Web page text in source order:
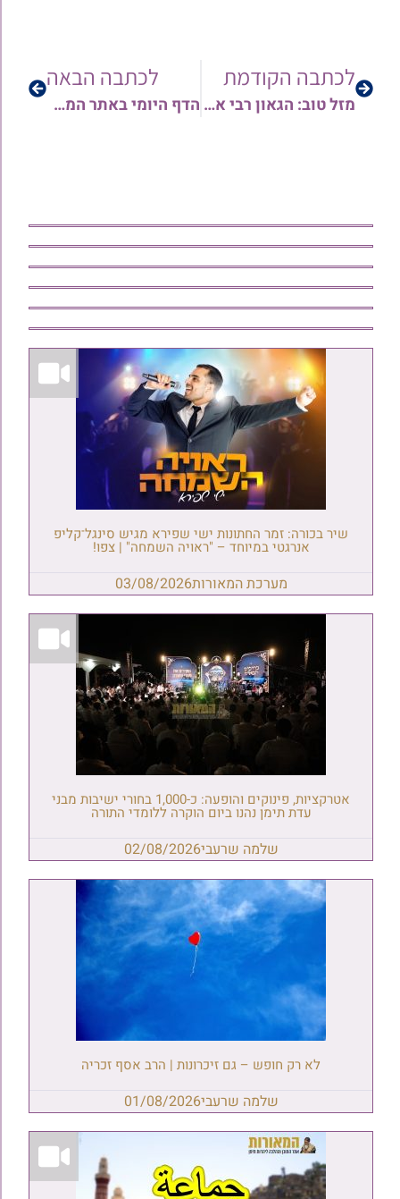
לכתבה הקודמת
מזל טוב: הגאון רבי אוריאל חוברה שליט"א רב הישוב נחליאל – לרגל אירוסי בנו והכנסת נכדו בבריתו של א"א
לכתבה הבאה
הדף היומי באתר המאורות מדי יום – מסכת שבת דף קל”ט | האזנה עריבה!
שיר בכורה: זמר החתונות ישי שפירא מגיש סינגל־קליפ
אנרגטי במיוחד – "ראויה השמחה" | צפו!
מערכת המאורות03/08/2026
אטרקציות, פינוקים והופעה: כ-1,000 בחורי ישיבות מבני
עדת תימן נהנו ביום הוקרה ללומדי התורה
שלמה שרעבי02/08/2026
לא רק חופש – גם זיכרונות | הרב אסף זכריה
שלמה שרעבי01/08/2026